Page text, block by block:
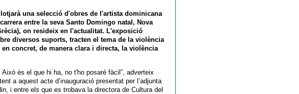
una selecció d'obres de l'artista dominicana
entre la seva Santo Domingo natal, Nova
on resideix en l'actualitat. L'exposició
diversos suports, tracten el tema de la violència
concret, de manera clara i directa, la violència
és el que hi ha, no t'ho posaré fàcil”, adverteix
a aquest acte d’inauguració presentat per l’adjunta
i entre els que es trobava la directora de Cultura del